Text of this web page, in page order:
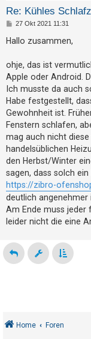
t
i
v
T
h
e
m
e
n
S
u
c
h
Re: Kühles
B
i
t
a
g
27 Okt 2021 11:31
Hallo zusammen,
ohje, das ist
Apple oder Android.
Ich musste da auch
Habe festgestellt,
Gewohnheit ist.
Fenstern schlafen,
mag auch nicht
handelsüblichen
den Herbst/Winter
sagen, dass solch
https://zibro-
deutlich angenehmer
Am Ende muss jeder
leider nicht die eine
Home Foren